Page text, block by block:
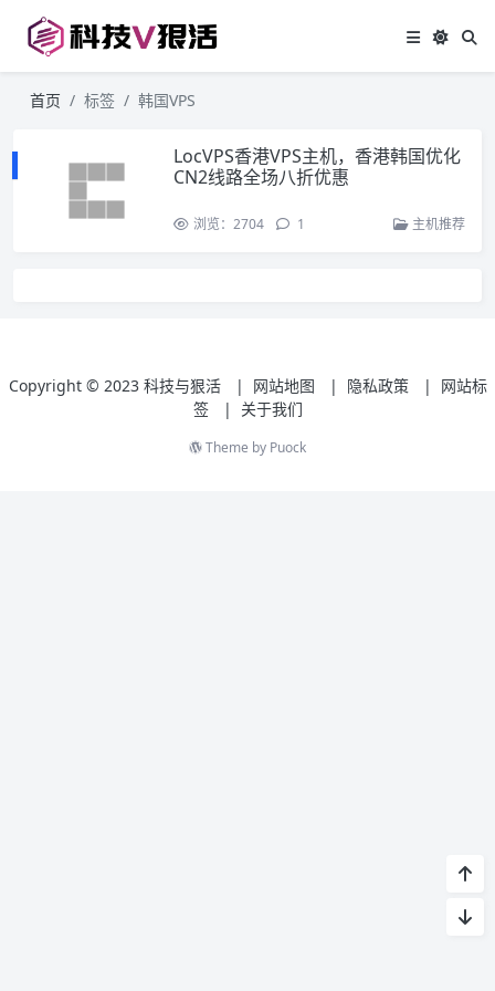
首页 标签 韩国VPS
LocVPS香港VPS主机，香港韩国优化
CN2线路全场八折优惠
浏览：2704 1 主机推荐
Copyright © 2023 科技与狠活 | 网站地图 | 隐私政策 | 网站标
签
| 关于我们
Theme by Puock